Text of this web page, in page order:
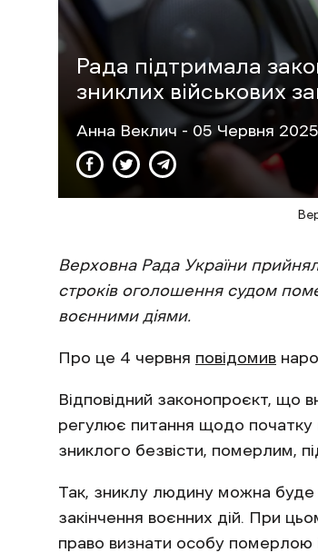
Рада підтримала
зниклих військових
Анна Веклич- 05 Червня
Верховна Рада України
строків оголошення судом
воєнними діями.
Про це 4 червня повідомив
Відповідний законопроєкт, що
регулює питання щодо початку
зниклого безвісти, померлим,
Так, зниклу людину можна буде
закінчення воєнних дій. При
право визнати особу померлою